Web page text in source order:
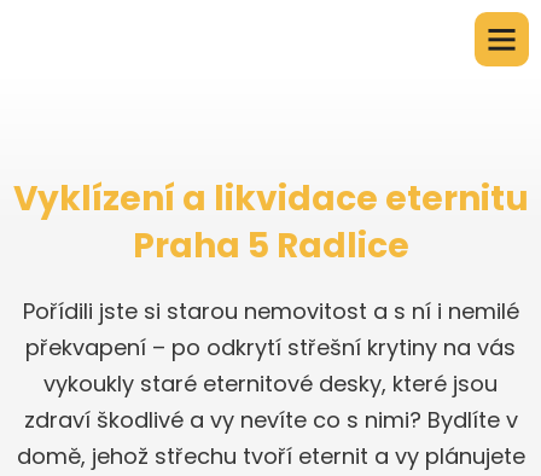
Vyklízení a likvidace eternitu
Praha 5 Radlice
Pořídili jste si starou nemovitost a s ní i nemilé
překvapení – po odkrytí střešní krytiny na vás
vykoukly staré eternitové desky, které jsou
zdraví škodlivé a vy nevíte co s nimi? Bydlíte v
domě, jehož střechu tvoří eternit a vy plánujete